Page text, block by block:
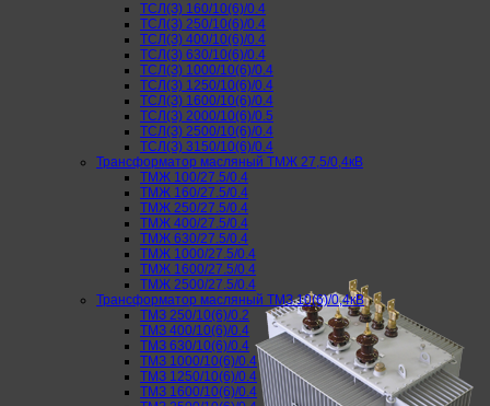
ТСЛ(З) 160/10(6)/0.4
ТСЛ(З) 250/10(6)/0.4
ТСЛ(З) 400/10(6)/0.4
ТСЛ(З) 630/10(6)/0.4
ТСЛ(З) 1000/10(6)/0.4
ТСЛ(З) 1250/10(6)/0.4
ТСЛ(З) 1600/10(6)/0.4
ТСЛ(З) 2000/10(6)/0.5
ТСЛ(З) 2500/10(6)/0.4
ТСЛ(З) 3150/10(6)/0.4
Трансформатор масляный ТМЖ 27,5/0,4кВ
ТМЖ 100/27.5/0.4
ТМЖ 160/27.5/0.4
ТМЖ 250/27.5/0.4
ТМЖ 400/27.5/0.4
ТМЖ 630/27.5/0.4
ТМЖ 1000/27.5/0.4
ТМЖ 1600/27.5/0.4
ТМЖ 2500/27.5/0.4
Трансформатор масляный ТМЗ 10(6)/0,4кВ
ТМЗ 250/10(6)/0.2
ТМЗ 400/10(6)/0.4
ТМЗ 630/10(6)/0.4
ТМЗ 1000/10(6)/0.4
ТМЗ 1250/10(6)/0.4
ТМЗ 1600/10(6)/0.4